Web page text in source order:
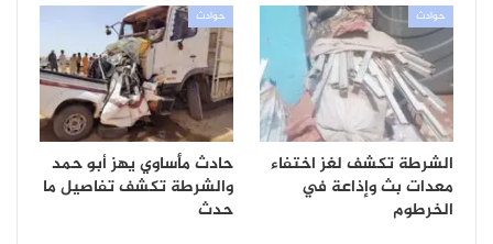
حوادث
الشرطة تكشف لغز اختفاء
معدات بث وإذاعة في
الخرطوم
حوادث
حادث مأساوي يهز أبو حمد
والشرطة تكشف تفاصيل ما
حدث